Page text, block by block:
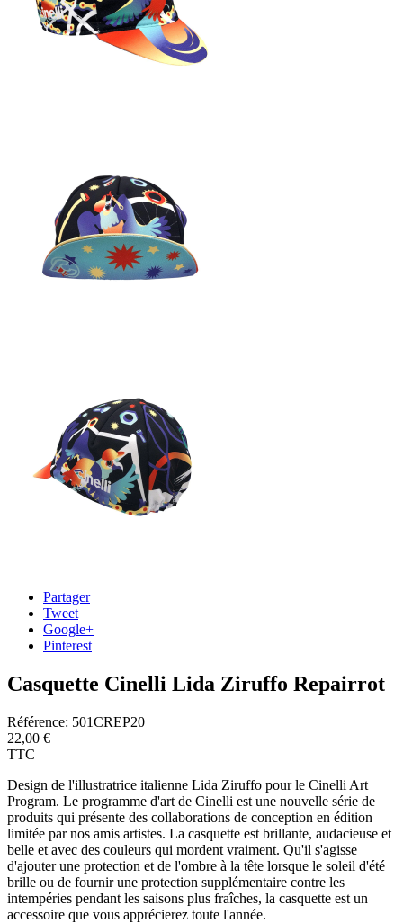
Partager
Tweet
Google+
Pinterest
Casquette Cinelli Lida Ziruffo Repairrot
Référence: 501CREP20
22,00 €
TTC
Design de l'illustratrice italienne Lida Ziruffo pour le Cinelli Art
Program. Le programme d'art de Cinelli est une nouvelle série de
produits qui présente des collaborations de conception en édition
limitée par nos amis artistes. La casquette est brillante, audacieuse et
belle et avec des couleurs qui mordent vraiment. Qu'il s'agisse
d'ajouter une protection et de l'ombre à la tête lorsque le soleil d'été
brille ou de fournir une protection supplémentaire contre les
intempéries pendant les saisons plus fraîches, la casquette est un
accessoire que vous apprécierez toute l'année.